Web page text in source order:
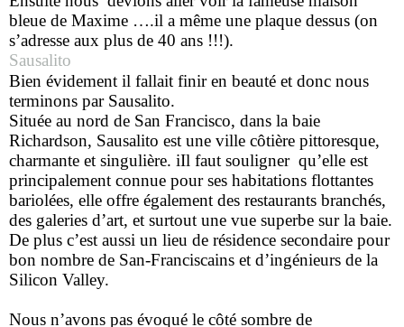
bleue de Maxime ….il a même une plaque dessus (on
s’adresse aux plus de 40 ans !!!).
Sausalito
Bien évidement il fallait finir en beauté et donc nous
terminons par Sausalito.
Située au nord de San Francisco, dans la baie
Richardson, Sausalito est une ville côtière pittoresque,
charmante et singulière. iIl faut souligner qu’elle est
principalement connue pour ses habitations flottantes
bariolées, elle offre également des restaurants branchés,
des galeries d’art, et surtout une vue superbe sur la baie.
De plus c’est aussi un lieu de résidence secondaire pour
bon nombre de San-Franciscains et d’ingénieurs de la
Silicon Valley.
Nous n’avons pas évoqué le côté sombre de